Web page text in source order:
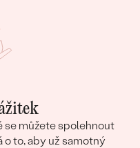
se můžete spolehnout
o to, aby už samotný